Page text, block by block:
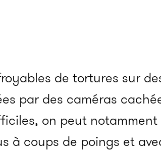
de tortures sur
par des caméras
on peut notamment
à coups de poings et